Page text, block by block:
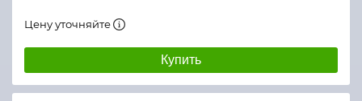
Цену уточняйте
Купить